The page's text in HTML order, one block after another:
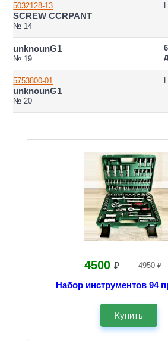
5032128-13
SCREW CCRPANT
№ 14
unknounG1
№ 19
5753800-01
unknounG1
№ 20
4500 ₽ 4950 ₽
Набор инструментов 94
Купить